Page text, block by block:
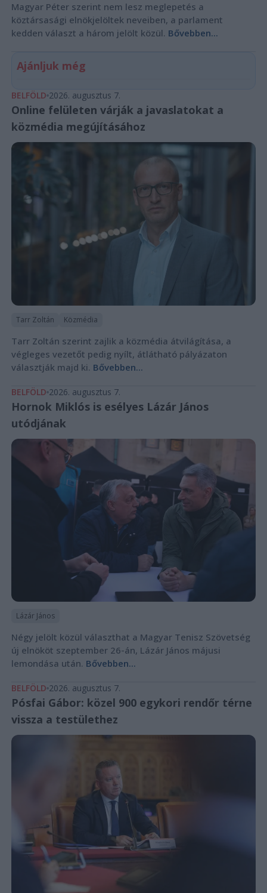
Magyar Péter szerint nem lesz meglepetés a
köztársasági elnökjelöltek neveiben, a parlament
kedden választ a három jelölt közül. Bővebben...
Ajánljuk még
BELFÖLD 2026. augusztus 7.
Online felületen várják a javaslatokat a
közmédia megújításához
Tarr Zoltán Közmédia
Tarr Zoltán szerint zajlik a közmédia átvilágítása, a
végleges vezetőt pedig nyílt, átlátható pályázaton
választják majd ki. Bővebben...
BELFÖLD 2026. augusztus 7.
Hornok Miklós is esélyes Lázár János
utódjának
Lázár János
Négy jelölt közül választhat a Magyar Tenisz Szövetség
új elnököt szeptember 26-án, Lázár János májusi
lemondása után. Bővebben...
BELFÖLD 2026. augusztus 7.
Pósfai Gábor: közel 900 egykori rendőr térne
vissza a testülethez